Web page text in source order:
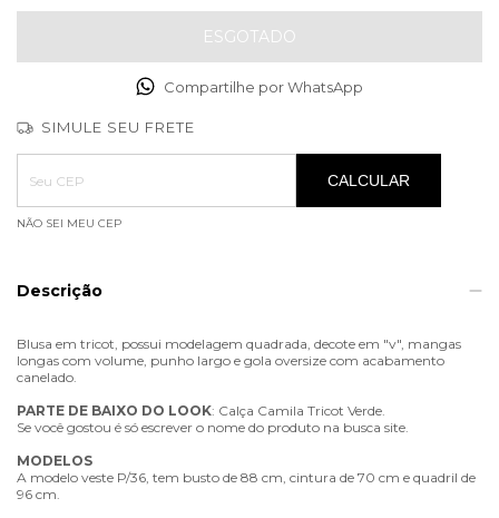
Compartilhe por WhatsApp
SIMULE SEU FRETE
Entregas para o CEP:
ALTERAR CEP
CALCULAR
NÃO SEI MEU CEP
Descrição
Blusa em tricot, possui modelagem quadrada, decote em "v", mangas
longas com volume, punho largo e gola oversize com acabamento
canelado.
PARTE DE BAIXO DO LOOK: Calça Camila Tricot Verde.
Se você gostou é só escrever o nome do produto na busca site.
MODELOS
A modelo veste P/36, tem busto de 88 cm, cintura de 70 cm e quadril de
96 cm.